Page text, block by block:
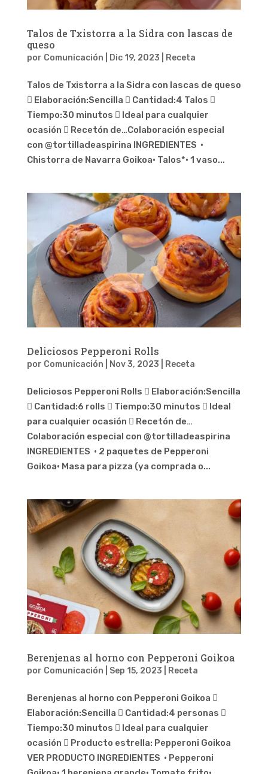
Talos de Txistorra a la Sidra con lascas de
queso
por Comunicación Dic 19, 2023 Receta
Talos de Txistorra a la Sidra con lascas de queso
 Elaboración:Sencilla  Cantidad:4 Talos 
Tiempo:30 minutos  Ideal para cualquier
ocasión  Recetón de…Colaboración especial
con @tortilladeaspirina INGREDIENTES ·
Chistorra de Navarra Goikoa· Talos*· 1 vaso...
Deliciosos Pepperoni Rolls
por Comunicación Nov 3, 2023 Receta
Deliciosos Pepperoni Rolls  Elaboración:Sencilla
 Cantidad:6 rolls  Tiempo:30 minutos  Ideal
para cualquier ocasión  Recetón de…
Colaboración especial con @tortilladeaspirina
INGREDIENTES · 2 paquetes de Pepperoni
Goikoa· Masa para pizza (ya comprada o...
Berenjenas al horno con Pepperoni Goikoa
por Comunicación Sep 15, 2023 Receta
Berenjenas al horno con Pepperoni Goikoa 
Elaboración:Sencilla  Cantidad:4 personas 
Tiempo:30 minutos  Ideal para cualquier
ocasión  Producto estrella: Pepperoni Goikoa
VER PRODUCTO INGREDIENTES · Pepperoni